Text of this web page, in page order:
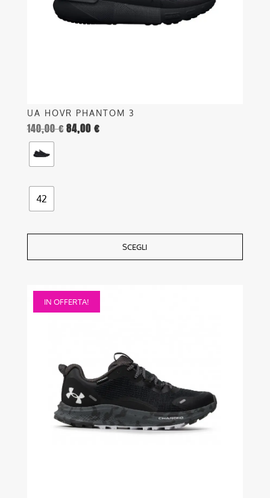
UA HOVR PHANTOM 3
140,00€84,00 €
42
SCEGLI
essere
IN OFFERTA!
Questo
prodotto
possono